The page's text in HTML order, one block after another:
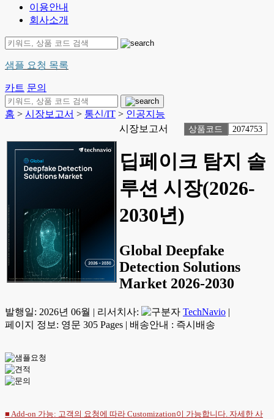
이용안내
회사소개
샘플 요청 목록
카트 문의
홈 > 시장보고서 > 통신/IT > 인공지능
시장보고서
상품코드 2074753
딥페이크 탐지 솔
루션 시장(2026-
2030년)
Global Deepfake
Detection Solutions
Market 2026-2030
발행일: 2026년 06월 | 리서치사: TechNavio |
페이지 정보: 영문 305 Pages | 배송안내 : 즉시배송
■ Add-on 가능: 고객의 요청에 따라 Customization이 가능합니다. 자세한 사